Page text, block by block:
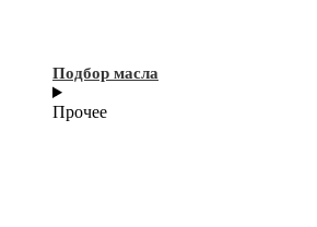
Подбор масла
Прочее